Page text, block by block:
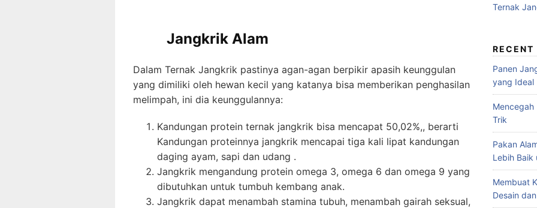
Jangkrik Alam
Dalam Ternak Jangkrik pastinya agan-agan berpikir apasih keunggulan
yang dimiliki oleh hewan kecil yang katanya bisa memberikan penghasilan
melimpah, ini dia keunggulannya:
Kandungan protein ternak jangkrik bisa mencapat 50,02%,, berarti
Kandungan proteinnya jangkrik mencapai tiga kali lipat kandungan
daging ayam, sapi dan udang .
Jangkrik mengandung protein omega 3, omega 6 dan omega 9 yang
dibutuhkan untuk tumbuh kembang anak.
Jangkrik dapat menambah stamina tubuh, menambah gairah seksual,
Ternak
RECENT
Panen
yang Ideal
Trik
Pakan
Lebih Baik
Membuat
Desain